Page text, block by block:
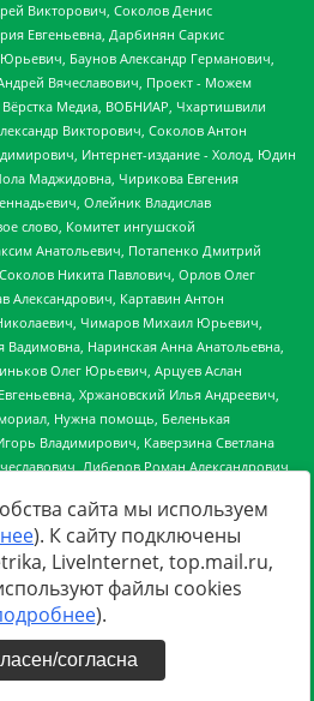
uploaded/files/reestr-
2024.pdfданные на22.03.2024
сайта мы используем
). К сайту подключены
LiveInternet, top.mail.ru,
файлы cookies
).
согласна